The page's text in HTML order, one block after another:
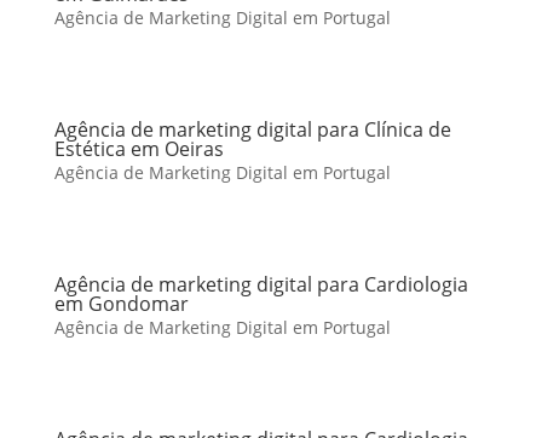
Agência de Marketing Digital em Portugal
Agência de marketing digital para Clínica de
Estética em Oeiras
Agência de Marketing Digital em Portugal
Agência de marketing digital para Cardiologia
em Gondomar
Agência de Marketing Digital em Portugal